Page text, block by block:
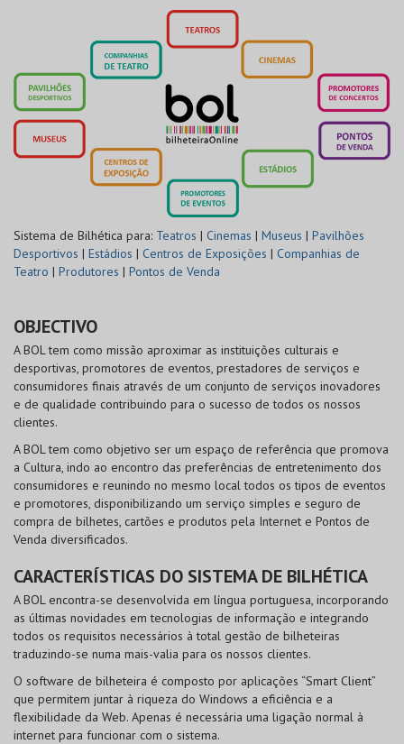
Sistema de Bilhética para: Teatros | Cinemas | Museus | Pavilhões
Desportivos | Estádios | Centros de Exposições | Companhias de
Teatro | Produtores | Pontos de Venda
OBJECTIVO
A BOL tem como missão aproximar as instituições culturais e
desportivas, promotores de eventos, prestadores de serviços e
consumidores finais através de um conjunto de serviços inovadores
e de qualidade contribuindo para o sucesso de todos os nossos
clientes.
A BOL tem como objetivo ser um espaço de referência que promova
a Cultura, indo ao encontro das preferências de entretenimento dos
consumidores e reunindo no mesmo local todos os tipos de eventos
e promotores, disponibilizando um serviço simples e seguro de
compra de bilhetes, cartões e produtos pela Internet e Pontos de
Venda diversificados.
CARACTERÍSTICAS DO SISTEMA DE BILHÉTICA
A BOL encontra-se desenvolvida em língua portuguesa, incorporando
as últimas novidades em tecnologias de informação e integrando
todos os requisitos necessários à total gestão de bilheteiras
traduzindo-se numa mais-valia para os nossos clientes.
O software de bilheteira é composto por aplicações “Smart Client”
que permitem juntar à riqueza do Windows a eficiência e a
flexibilidade da Web. Apenas é necessária uma ligação normal à
internet para funcionar com o sistema.